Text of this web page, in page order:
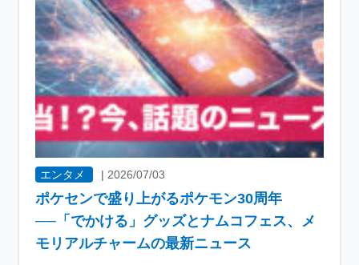
エンタメ |2026/07/03
ポケセンで盛り上がるポケモン30周年
──「でかける」グッズとナムコフェス、メ
モリアルチャームの最新ニュース